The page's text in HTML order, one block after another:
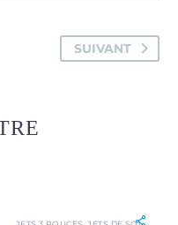
SUIVANT